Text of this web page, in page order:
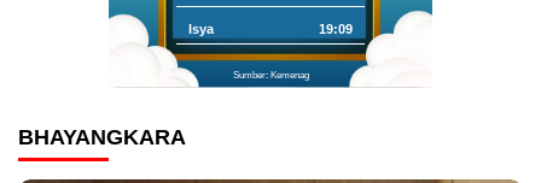
Isya 19:09
Sumber: Kemenag
BHAYANGKARA